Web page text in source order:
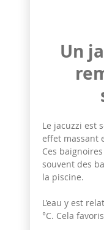
Un
Le jacuzzi est
effet massant
Ces
souvent des
la piscine.
L’eau y est
°C. Cela